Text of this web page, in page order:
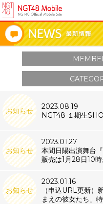
お知らせ
2023.08.19
NGT48 １期生
お知らせ
2023.01.27
本間日陽出演舞台
販売は1月28日10時
お知らせ
2023.01.16
（申込URL更新）
まえの彼女たち」